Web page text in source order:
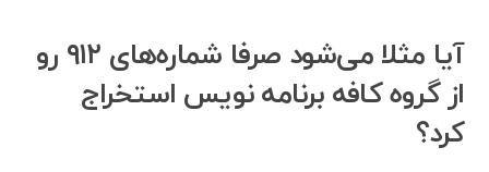
آیا مثلا می‌شود صرفا شماره‌های ۹۱۲ رو
از گروه کافه برنامه نویس استخراج
کرد؟